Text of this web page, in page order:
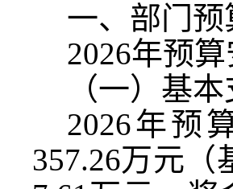
一、部门
2026年预
（一）基
2026年预
357.26万元（